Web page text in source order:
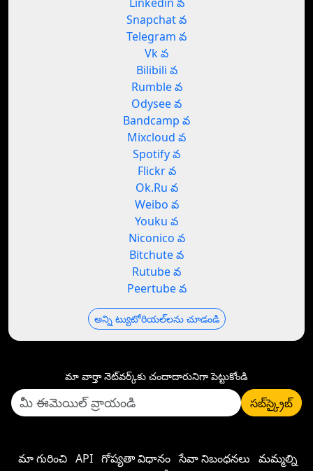
Snapchat వ
Telegram వ
Vk వ
Bilibili వ
Rumble వ
Odysee వ
Bandcamp వ
Mixcloud వ
Spotify వ
Flickr వ
Ok.Ru వ
Weibo వ
Youku వ
Niconico వ
Bitchute వ
Rutube వ
Peertube వ
అన్ని ట్యుటోరియల్‌లను చూడండి
మా వార్తా నెట్‌వర్క్‌కు చందాదారునిగా పెట్టుకోండి
సబ్‌స్క్రైబ్
మా గురించి API గోప్యతా విధానం సేవా నిబంధనలు మమ్మల్ని